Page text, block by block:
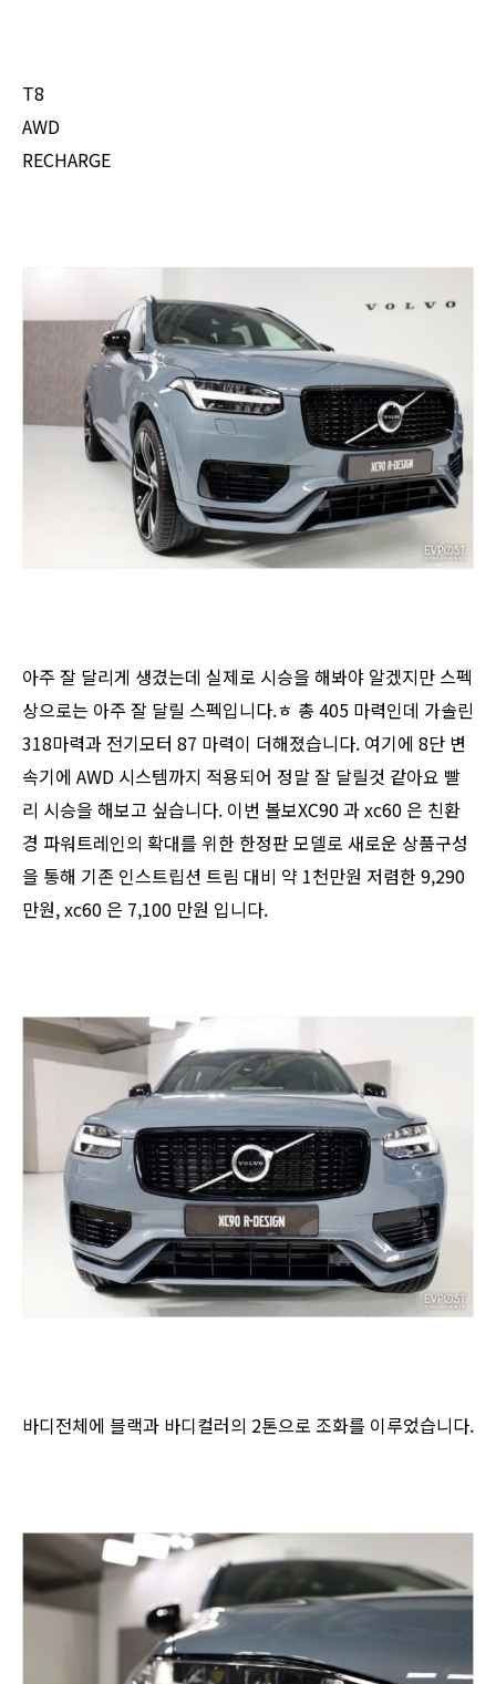
T8
AWD
RECHARGE
아주 잘 달리게 생겼는데 실제로 시승을 해봐야 알겠지만 스펙
상으로는 아주 잘 달릴 스펙입니다.ㅎ 총 405 마력인데 가솔린
318마력과 전기모터 87 마력이 더해졌습니다. 여기에 8단 변
속기에 AWD 시스템까지 적용되어 정말 잘 달릴것 같아요 빨
리 시승을 해보고 싶습니다. 이번 볼보XC90 과 xc60 은 친환
경 파워트레인의 확대를 위한 한정판 모델로 새로운 상품구성
을 통해 기존 인스트립션 트림 대비 약 1천만원 저렴한 9,290
만원, xc60 은 7,100 만원 입니다.
바디전체에 블랙과 바디컬러의 2톤으로 조화를 이루었습니다.